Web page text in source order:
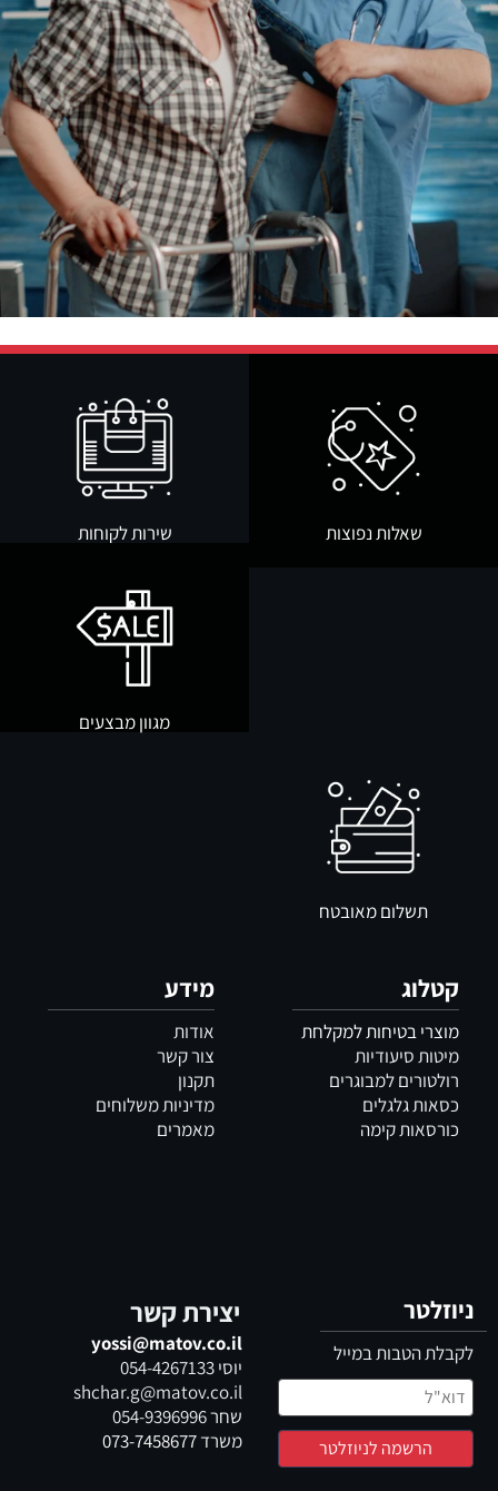
שאלות נפוצות שירות לקוחות
מגוון מבצעים
תשלום מאובטח
קטלוג
מוצרי בטיחות למקלחת
מיטות סיעודיות
רולטורים למבוגרים
כסאות גלגלים
כורסאות קימה
מידע
אודות
צור קשר
תקנון
מדיניות משלוחים
מאמרים
ניוזלטר
לקבלת הטבות במייל
יצירת קשר
yossi@matov.co.il
יוסי054-4267133
shchar.g@matov.co.il
שחר054-9396996
משרד073-7458677